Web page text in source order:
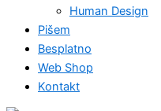
Human Design
Pišem
Besplatno
Web Shop
Kontakt